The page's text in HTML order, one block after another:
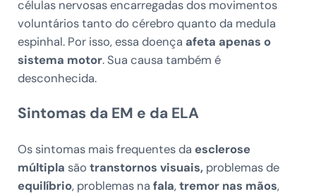
células nervosas encarregadas dos movimentos
voluntários tanto do cérebro quanto da medula
espinhal. Por isso, essa doença afeta apenas o
sistema motor. Sua causa também é
desconhecida.
Sintomas da EM e da ELA
Os sintomas mais frequentes da esclerose
múltipla são transtornos visuais, problemas de
equilíbrio, problemas na fala,tremor nas mãos,